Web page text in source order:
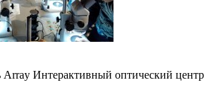
Array Интерактивный оптический центр